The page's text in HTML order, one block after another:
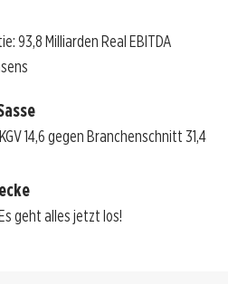
93,8 Milliarden Real EBITDA
14,6 gegen Branchenschnitt 31,4
geht alles jetzt los!